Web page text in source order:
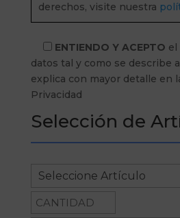
derechos, visite nuestra
ENTIENDO Y ACEPTO el
datos tal y como se describe
explica con mayor detalle en
Privacidad
Selección de